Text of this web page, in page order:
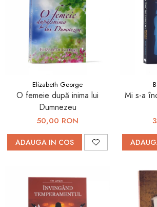
Elizabeth George
O femeie după inima lui
Dumnezeu
50,00 RON
ADAUGA IN COS
Mi s-a